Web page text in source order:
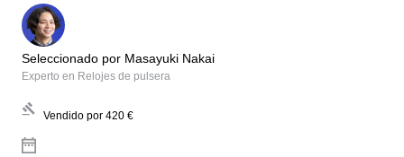
Seleccionado por Masayuki Nakai
Experto en Relojes de pulsera
Vendido por 420 €